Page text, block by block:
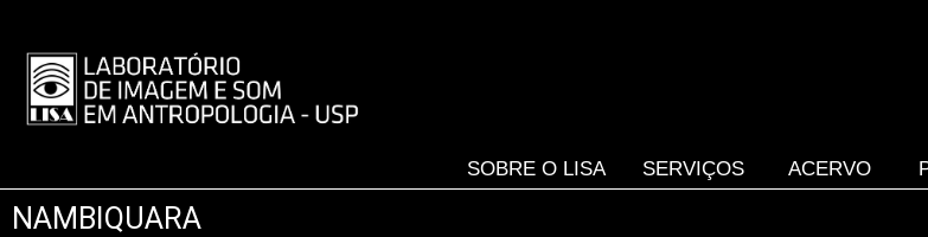
para
conteúdo
LISA
MENU
SOBRE O LISA SERVIÇOS ACERVO
NAMBIQUARA